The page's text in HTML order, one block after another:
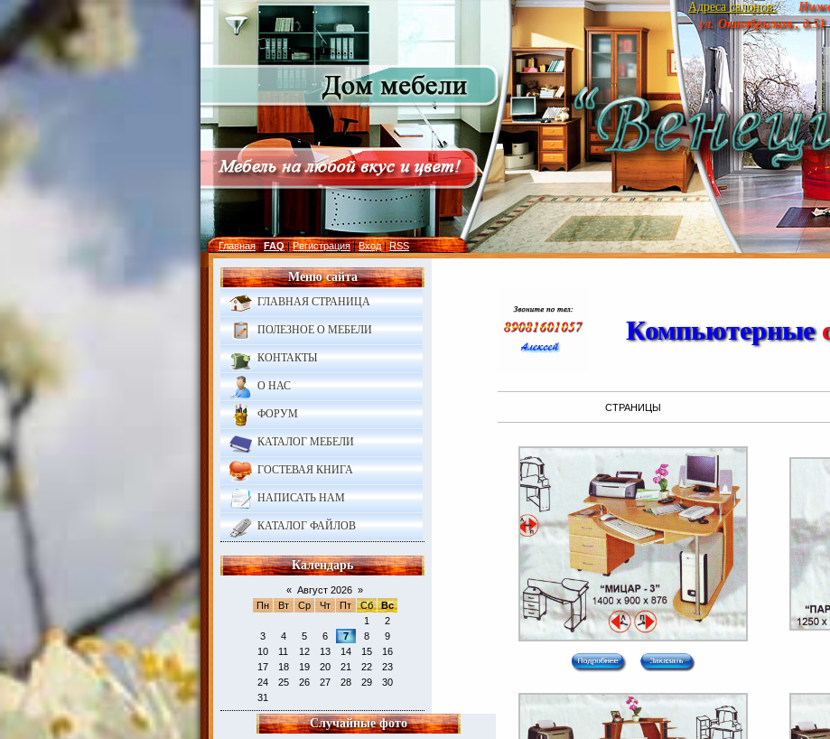
Адреса салонов:
ул. Октябрьская.,
Главная|FAQ|Регистрация|Вход|RSS
Меню сайта
ГЛАВНАЯ СТРАНИЦА
ПОЛЕЗНОЕ О МЕБЕЛИ
КОНТАКТЫ
О НАС
ФОРУМ
КАТАЛОГ МЕБЕЛИ
ГОСТЕВАЯ КНИГА
НАПИСАТЬ НАМ
КАТАЛОГ ФАЙЛОВ
Календарь
« Август 2026 »
Пн
Вт Ср Чт Пт Сб
Вс
1
2
3
4 5 6 7 8
9
10
11 12 13 14 15
16
17
18 19 20 21 22
23
24
25 26 27 28 29
30
31
Случайные фото
Компьютерные
СТРАНИЦЫ